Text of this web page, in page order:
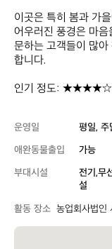
이곳은 특히 봄과 가
어우러진 풍경은 마
문하는 고객들이 많
합니다.
인기 정도: ★★★★☆
운영일
평일, 주
애완동물출입
가능
부대시설
전기,무
설
활동 장소 농업회사법인